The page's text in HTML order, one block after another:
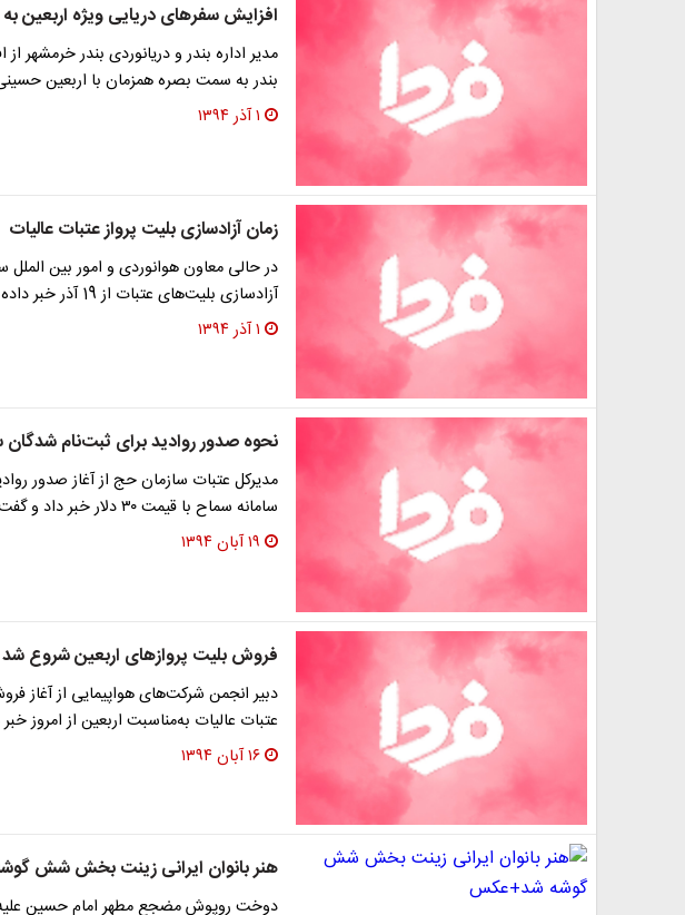
افزایش سفرهای دریایی ویژه اربعین
مدیر اداره بندر و دریانوردی بندر خرمشهر
بندر به سمت بصره همزمان با اربعین
۱ آذر ۱۳۹۴
زمان آزادسازی بلیت پرواز عتبات عالیات
در حالی معاون هوانوردی و امور بین الملل
آزادسازی بلیت‌های عتبات از 19 آذر خبر داده که…
۱ آذر ۱۳۹۴
نحوه صدور روادید برای ثبت‌نام شدگان
مدیرکل عتبات سازمان حج از آغاز صدور
سامانه سماح با قیمت ۳۰ دلار خبر داد و گفت: تاکنون ۶۴۰…
۱۹ آبان ۱۳۹۴
فروش بلیت پروازهای اربعین شروع شد
دبیر انجمن شرکت‌های هواپیمایی از آغاز
عتبات عالیات به‌مناسبت اربعین از امروز خبر
۱۶ آبان ۱۳۹۴
هنر بانوان ایرانی زینت بخش شش
دوخت روپوش مضجع مطهر امام حسین علیه